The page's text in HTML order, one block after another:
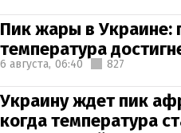
Пик жары в Украине:
температура
6 августа, 06:40 827
Украину ждет пик
когда температура